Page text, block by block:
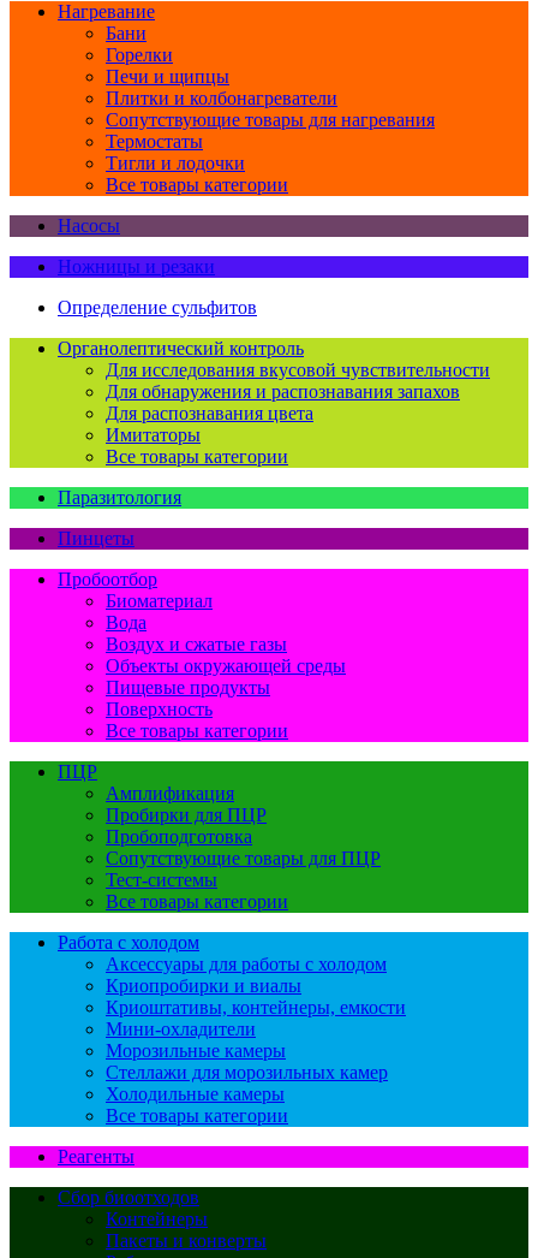
Нагревание
Бани
Горелки
Печи и щипцы
Плитки и колбонагреватели
Сопутствующие товары для нагревания
Термостаты
Тигли и лодочки
Все товары категории
Насосы
Ножницы и резаки
Определение сульфитов
Органолептический контроль
Для исследования вкусовой чувствительности
Для обнаружения и распознавания запахов
Для распознавания цвета
Имитаторы
Все товары категории
Паразитология
Пинцеты
Пробоотбор
Биоматериал
Вода
Воздух и сжатые газы
Объекты окружающей среды
Пищевые продукты
Поверхность
Все товары категории
ПЦР
Амплификация
Пробирки для ПЦР
Пробоподготовка
Сопутствующие товары для ПЦР
Тест-системы
Все товары категории
Работа с холодом
Аксессуары для работы с холодом
Криопробирки и виалы
Криоштативы, контейнеры, емкости
Мини-охладители
Морозильные камеры
Стеллажи для морозильных камер
Холодильные камеры
Все товары категории
Реагенты
Сбор биоотходов
Контейнеры
Пакеты и конверты